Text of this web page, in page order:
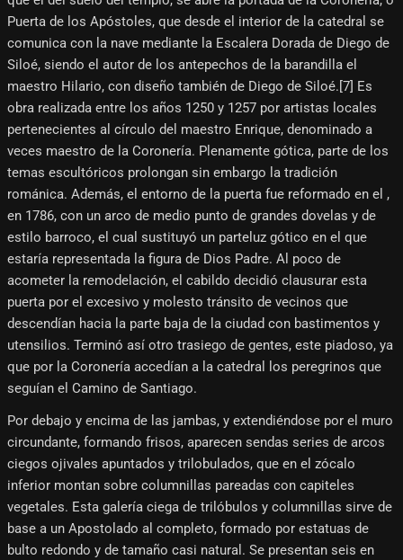
Puerta de los Apóstoles, que desde el interior de la catedral se
comunica con la nave mediante la Escalera Dorada de Diego de
Siloé, siendo el autor de los antepechos de la barandilla el
maestro Hilario, con diseño también de Diego de Siloé.[7]​ Es
obra realizada entre los años 1250 y 1257 por artistas locales
pertenecientes al círculo del maestro Enrique, denominado a
veces maestro de la Coronería. Plenamente gótica, parte de los
temas escultóricos prolongan sin embargo la tradición
románica. Además, el entorno de la puerta fue reformado en el ,
en 1786, con un arco de medio punto de grandes dovelas y de
estilo barroco, el cual sustituyó un parteluz gótico en el que
estaría representada la figura de Dios Padre. Al poco de
acometer la remodelación, el cabildo decidió clausurar esta
puerta por el excesivo y molesto tránsito de vecinos que
descendían hacia la parte baja de la ciudad con bastimentos y
utensilios. Terminó así otro trasiego de gentes, este piadoso, ya
que por la Coronería accedían a la catedral los peregrinos que
seguían el Camino de Santiago.
Por debajo y encima de las jambas, y extendiéndose por el muro
circundante, formando frisos, aparecen sendas series de arcos
ciegos ojivales apuntados y trilobulados, que en el zócalo
inferior montan sobre columnillas pareadas con capiteles
vegetales. Esta galería ciega de trilóbulos y columnillas sirve de
base a un Apostolado al completo, formado por estatuas de
bulto redondo y de tamaño casi natural. Se presentan seis en